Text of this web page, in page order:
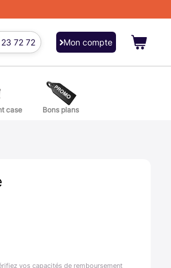
72 72 Mon compte
case Bons plans
vos capacités de remboursement